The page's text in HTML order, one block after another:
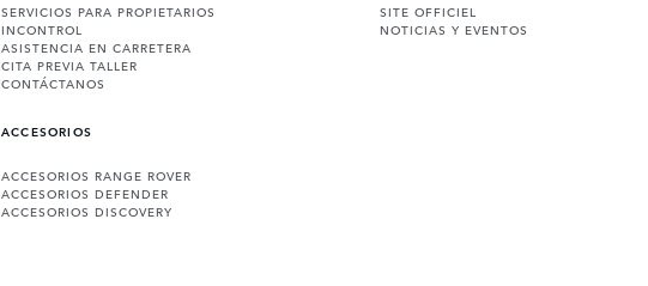
SERVICIOS PARA PROPIETARIOS
INCONTROL
ASISTENCIA EN CARRETERA
CITA PREVIA TALLER
CONTÁCTANOS
ACCESORIOS
ACCESORIOS RANGE ROVER
ACCESORIOS DEFENDER
ACCESORIOS DISCOVERY
SITE OFFICIEL
NOTICIAS Y EVENTOS